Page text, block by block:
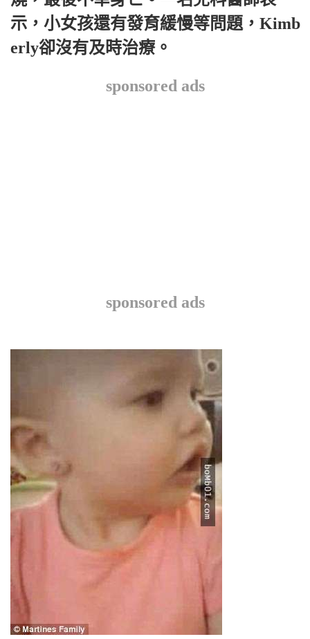
示，小女孩還有發育緩慢等問題，Kimb
erly卻沒有及時治療。
sponsored ads
sponsored ads